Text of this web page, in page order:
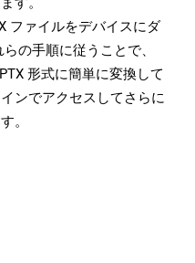
ファイルをデバイスにダ
の手順に従うことで、
形式に簡単に変換して
ンでアクセスしてさらに
。